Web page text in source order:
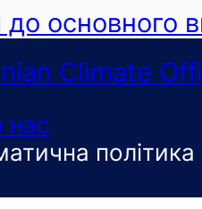
основного
нас
політика